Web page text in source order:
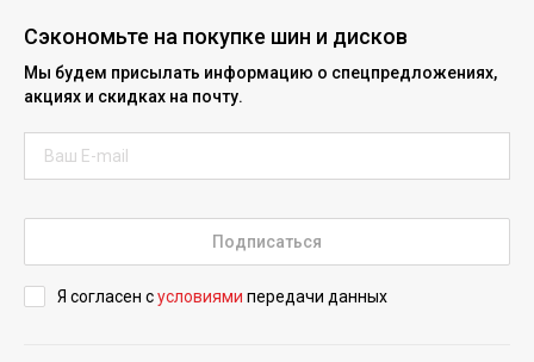
Сэкономьте на покупке шин и дисков
Мы будем присылать информацию о спецпредложениях,
акциях и скидках на почту.
Подписаться
Я согласен сусловиями передачи данных